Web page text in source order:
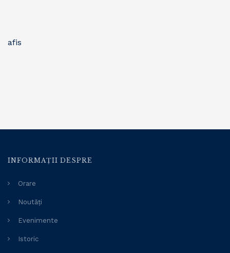
afis
INFORMAȚII DESPRE
Orare
Noutăți
Evenimente
Istoric